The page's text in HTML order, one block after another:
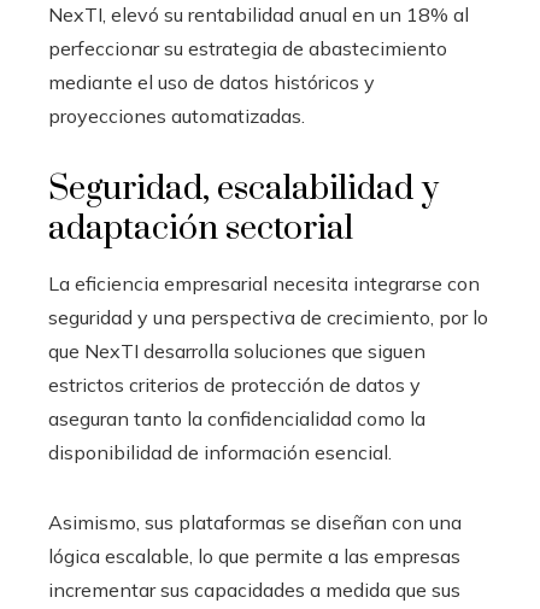
NexTI, elevó su rentabilidad anual en un 18% al
perfeccionar su estrategia de abastecimiento
mediante el uso de datos históricos y
proyecciones automatizadas.
Seguridad, escalabilidad y
adaptación sectorial
La eficiencia empresarial necesita integrarse con
seguridad y una perspectiva de crecimiento, por lo
que NexTI desarrolla soluciones que siguen
estrictos criterios de protección de datos y
aseguran tanto la confidencialidad como la
disponibilidad de información esencial.
Asimismo, sus plataformas se diseñan con una
lógica escalable, lo que permite a las empresas
incrementar sus capacidades a medida que sus